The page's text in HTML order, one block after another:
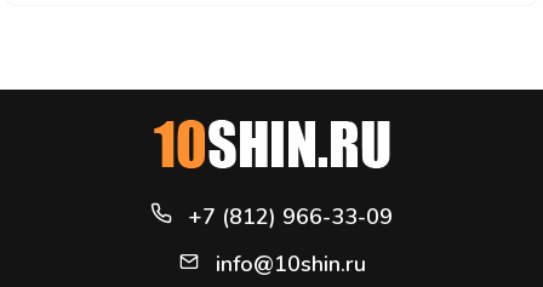
+7 (812) 966-33-09
info@10shin.ru